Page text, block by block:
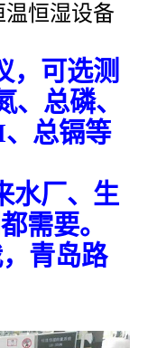
恒湿设备
，可选测
、总磷、
总镉等
水厂、生
需要。
青岛路